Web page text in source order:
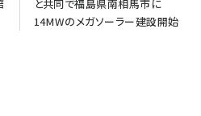
と共同で福島県南相馬市に
14MWのメガソーラー建設開始